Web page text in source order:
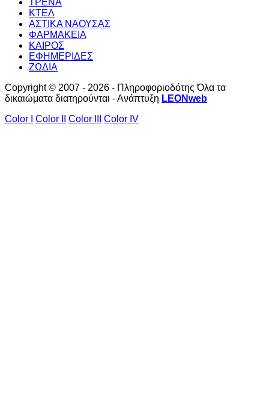
ΚΤΕΛ
ΑΣΤΙΚΑ ΝΑΟΥΣΑΣ
ΦΑΡΜΑΚΕΙΑ
ΚΑΙΡΟΣ
ΕΦΗΜΕΡΙΔΕΣ
ΖΩΔΙΑ
Copyright © 2007 - 2026 - Πληροφοριοδότης Όλα τα
δικαιώματα διατηρούνται - Ανάπτυξη LEONweb
Color I
Color II Color III Color IV